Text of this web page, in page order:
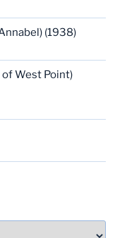
(1938)
of West Point)